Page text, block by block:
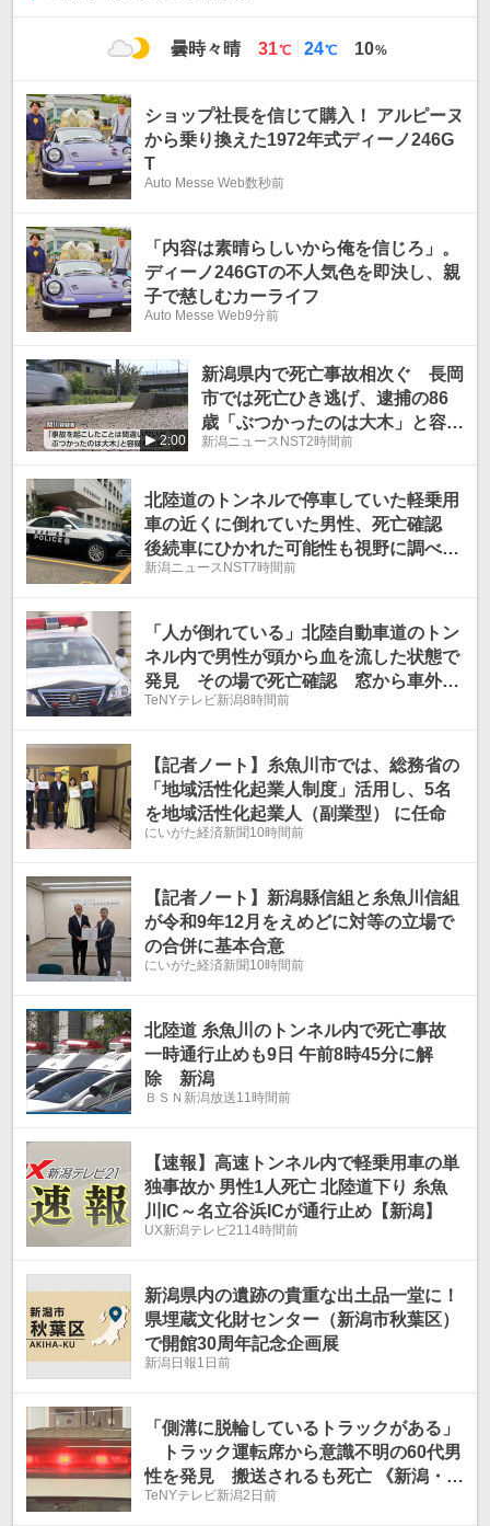
曇時々晴
最
温
31℃
最
温
24℃ 10%
ショップ社長を信じて購入！ アルピーヌ
から乗り換えた1972年式ディーノ246G
T
Auto Messe Web数秒前
「内容は素晴らしいから俺を信じろ」。
ディーノ246GTの不人気色を即決し、親
子で慈しむカーライフ
Auto Messe Web9分前
2:00
新潟県内で死亡事故相次ぐ 長岡
市では死亡ひき逃げ、逮捕の86
歳「ぶつかったのは大木」と容疑
を否認【新潟】
新潟ニュースNST2時間前
北陸道のトンネルで停車していた軽乗用
車の近くに倒れていた男性、死亡確認
後続車にひかれた可能性も視野に調べを
進める【新潟・糸魚川市】
新潟ニュースNST7時間前
「人が倒れている」北陸自動車道のトン
ネル内で男性が頭から血を流した状態で
発見 その場で死亡確認 窓から車外に
投げ出されたか
TeNYテレビ新潟8時間前
【記者ノート】糸魚川市では、総務省の
「地域活性化起業人制度」活用し、5名
を地域活性化起業人（副業型） に任命
にいがた経済新聞10時間前
【記者ノート】新潟縣信組と糸魚川信組
が令和9年12月をえめどに対等の立場で
の合併に基本合意
にいがた経済新聞10時間前
北陸道 糸魚川のトンネル内で死亡事故
一時通行止めも9日 午前8時45分に解
除 新潟
ＢＳＮ新潟放送11時間前
【速報】高速トンネル内で軽乗用車の単
独事故か 男性1人死亡 北陸道下り 糸魚
川IC～名立谷浜ICが通行止め【新潟】
UX新潟テレビ21 14時間前
新潟県内の遺跡の貴重な出土品一堂に！
県埋蔵文化財センター（新潟市秋葉区）
で開館30周年記念企画展
新潟日報1日前
「側溝に脱輪しているトラックがある」
トラック運転席から意識不明の60代男
性を発見 搬送されるも死亡 《新潟・糸
魚川》
TeNYテレビ新潟2日前